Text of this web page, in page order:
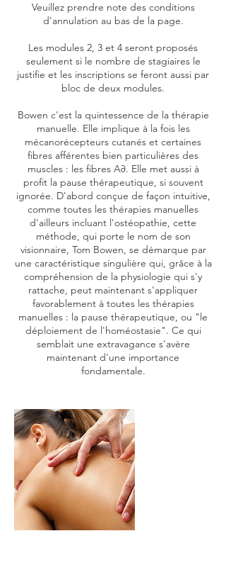
Veuillez prendre note des conditions
d'annulation au bas de la page.
Les modules 2, 3 et 4 seront proposés
seulement si le nombre de stagiaires le
justifie et les inscriptions se feront aussi par
bloc de deux modules.
Bowen c'est la quintessence de la thérapie
manuelle. Elle implique à la fois les
mécanorécepteurs cutanés et certaines
fibres afférentes bien particulières des
muscles : les fibres A∂. Elle met aussi à
profit la pause thérapeutique, si souvent
ignorée. D'abord conçue de façon intuitive,
comme toutes les thérapies manuelles
d'ailleurs incluant l'ostéopathie, cette
méthode, qui porte le nom de son
visionnaire, Tom Bowen, se démarque par
une caractéristique singulière qui, grâce à la
compréhension de la physiologie qui s'y
rattache, peut maintenant s'appliquer
favorablement à toutes les thérapies
manuelles : la pause thérapeutique, ou "le
déploiement de l'homéostasie". Ce qui
semblait une extravagance s'avère
maintenant d'une importance
fondamentale.